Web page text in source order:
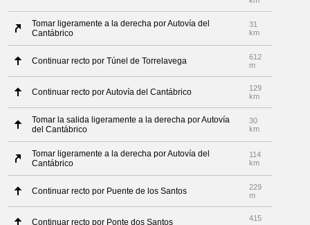
Tomar ligeramente a la derecha por Autovía del
Cantábrico
31
km
Continuar recto por Túnel de Torrelavega
612
m
Continuar recto por Autovía del Cantábrico
129
km
Tomar la salida ligeramente a la derecha por Autovía
del Cantábrico
30
km
Tomar ligeramente a la derecha por Autovía del
Cantábrico
114
km
Continuar recto por Puente de los Santos
229
m
Continuar recto por Ponte dos Santos
415